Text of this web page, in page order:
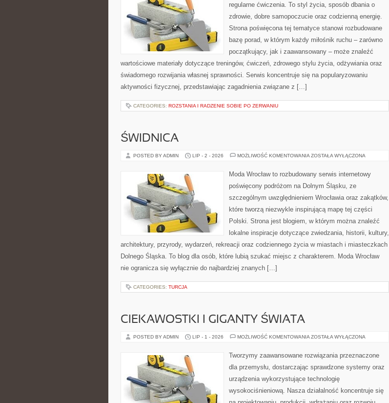
regularne ćwiczenia. To styl życia, sposób dbania o
zdrowie, dobre samopoczucie oraz codzienną energię.
Strona poświęcona tej tematyce stanowi rozbudowane
bazę porad, w którym każdy miłośnik ruchu – zarówno
początkujący, jak i zaawansowany – może znaleźć
wartościowe materiały dotyczące treningów, ćwiczeń, zdrowego stylu życia, odżywiania oraz
świadomego rozwijania własnej sprawności. Serwis koncentruje się na popularyzowaniu
aktywności fizycznej, przedstawiając zagadnienia związane z […]
CATEGORIES: ROZSTANIA I RADZENIE SOBIE PO ZERWANIU
ŚWIDNICA
POSTED BY ADMIN LIP - 2 - 2026 MOŻLIWOŚĆ KOMENTOWANIA ŚWIDNICA
ZOSTAŁA WYŁĄCZONA
Moda Wrocław to rozbudowany serwis internetowy
poświęcony podróżom na Dolnym Śląsku, ze
szczególnym uwzględnieniem Wrocławia oraz zakątków,
które tworzą niezwykle inspirującą mapę tej części
Polski. Strona jest blogiem, w którym można znaleźć
lokalne inspiracje dotyczące zwiedzania, historii, kultury,
architektury, przyrody, wydarzeń, rekreacji oraz codziennego życia w miastach i miasteczkach
Dolnego Śląska. To blog dla osób, które lubią szukać miejsc z charakterem. Moda Wrocław
nie ogranicza się wyłącznie do najbardziej znanych […]
CATEGORIES: TURCJA
CIEKAWOSTKI I GIGANTY ŚWIATA
POSTED BY ADMIN LIP - 1 - 2026 MOŻLIWOŚĆ KOMENTOWANIA CIEKAWOSTKI
ŚWIATA
ZOSTAŁA WYŁĄCZONA
Tworzymy zaawansowane rozwiązania przeznaczone
dla przemysłu, dostarczając sprawdzone systemy oraz
urządzenia wykorzystujące technologię
wysokociśnieniową. Nasza działalność koncentruje się